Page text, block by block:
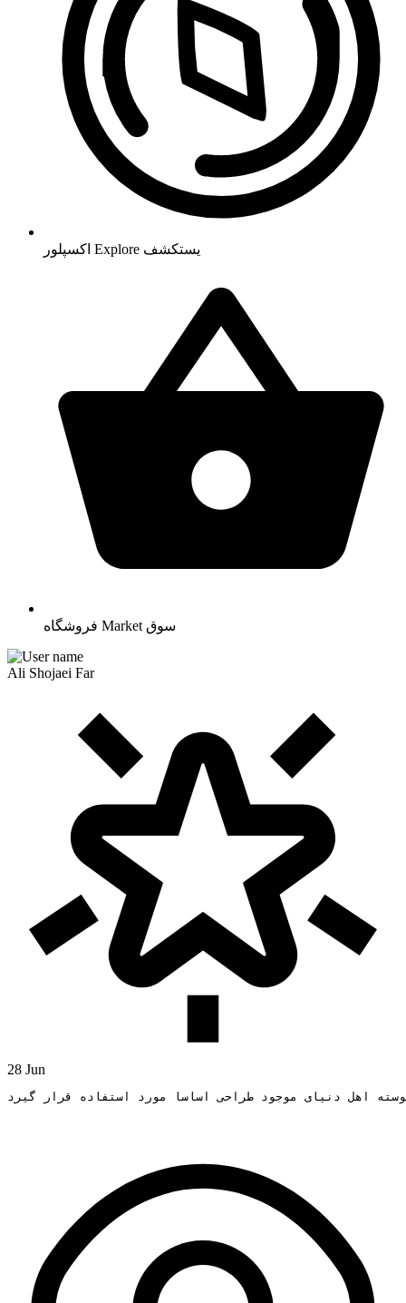
اکسپلور Explore يستكشف
Market سوق
Ali Shojaei Far
28 Jun